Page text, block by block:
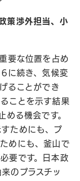
策渉外担当、小
要な位置を占め
に続き、気候変
ることができ
ことを示す結果
める機会です。
ためにも、プ
めにも、釜山で
要です。日本政
のプラスチッ